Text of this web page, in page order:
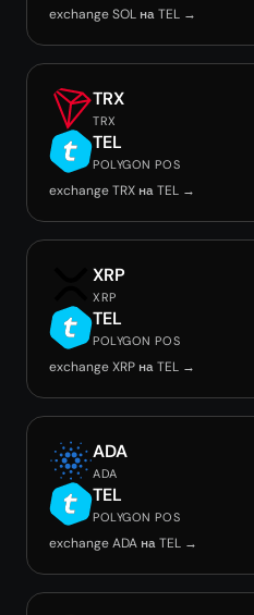
exchange SOL на TEL →
TRX
TRX
TEL
POLYGON POS
exchange TRX на TEL →
XRP
XRP
TEL
POLYGON POS
exchange XRP на TEL →
ADA
ADA
TEL
POLYGON POS
exchange ADA на TEL →